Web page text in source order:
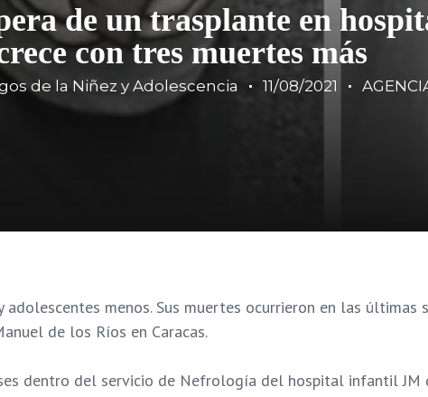
de un trasplante en
con tres muertes más
de la Niñez y Adolescencia 11/08/2021
adolescentes menos. Sus muertes ocurrieron en las
de los Ríos en Caracas.
dentro del servicio de Nefrología del hospital infantil JM